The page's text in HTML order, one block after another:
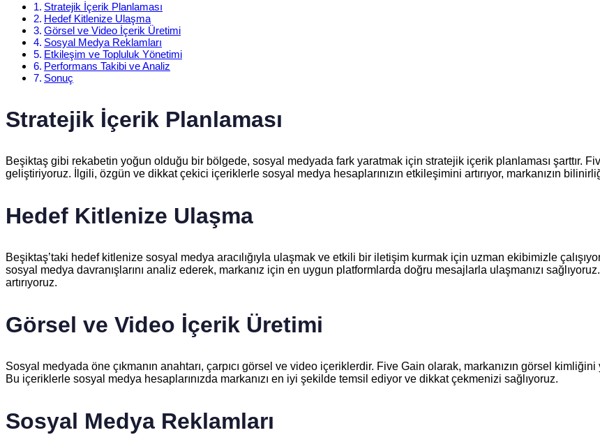
Stratejik İçerik Planlaması
Hedef Kitlenize Ulaşma
Görsel ve Video İçerik Üretimi
Sosyal Medya Reklamları
Etkileşim ve Topluluk Yönetimi
Performans Takibi ve Analiz
Sonuç
Stratejik İçerik Planlaması
Beşiktaş gibi rekabetin yoğun olduğu bir bölgede, sosyal medyada fark yaratmak için stratejik içerik planlaması şarttır.
geliştiriyoruz. İlgili, özgün ve dikkat çekici içeriklerle sosyal medya hesaplarınızın etkileşimini artırıyor, markanızın
Hedef Kitlenize Ulaşma
Beşiktaş’taki hedef kitlenize sosyal medya aracılığıyla ulaşmak ve etkili bir iletişim kurmak için uzman ekibimizle
sosyal medya davranışlarını analiz ederek, markanız için en uygun platformlarda doğru mesajlarla ulaşmanızı
artırıyoruz.
Görsel ve Video İçerik Üretimi
Sosyal medyada öne çıkmanın anahtarı, çarpıcı görsel ve video içeriklerdir. Five Gain olarak, markanızın görsel
Bu içeriklerle sosyal medya hesaplarınızda markanızı en iyi şekilde temsil ediyor ve dikkat çekmenizi sağlıyoruz.
Sosyal Medya Reklamları